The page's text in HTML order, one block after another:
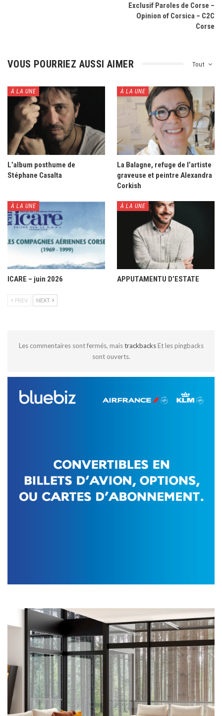
Exclusif Paroles de Corse –
Opinion of Corsica – C2C
Corse
Tout
VOUS POURRIEZ AUSSI AIMER
À LA UNE
L’album posthume de
Stéphane Casalta
À LA UNE
La Balagne, refuge de l’artiste
graveuse et peintre Alexandra
Corkish
À LA UNE
ICARE – juin 2026
À LA UNE
APPUTAMENTU D’ESTATE
PREV NEXT
Les commentaires sont fermés, maistrackbacks Et les pingbacks
sont ouverts.